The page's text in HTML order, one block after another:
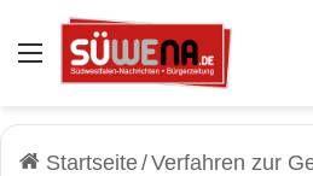
Auswahl
Startseite/Verfahren zur